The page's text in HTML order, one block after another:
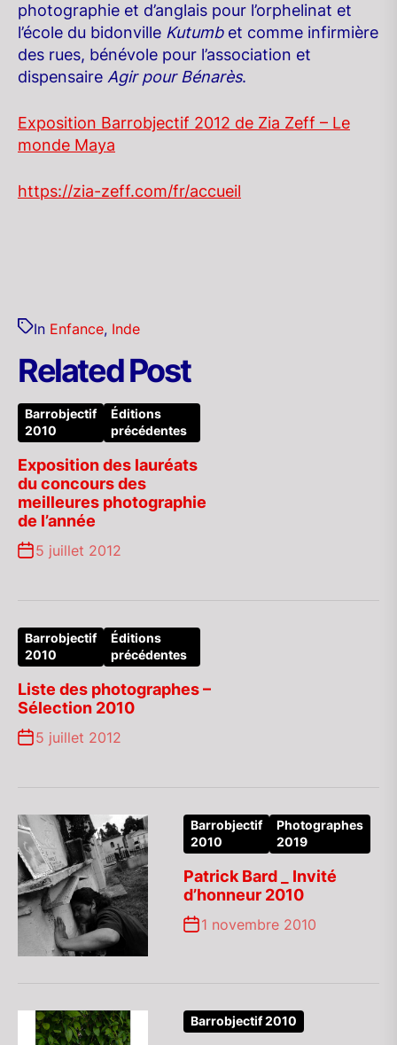
photographie et d’anglais pour l’orphelinat et
l’école du bidonville Kutumbet comme infirmière
des rues, bénévole pour l’association et
dispensaire Agir pour Bénarès.
Exposition Barrobjectif 2012 de Zia Zeff – Le
monde Maya
https://zia-zeff.com/fr/accueil
In Enfance, Inde
Related Post
Barrobjectif
2010
Éditions
précédentes
Exposition des lauréats
du concours des
meilleures photographie
de l’année
5 juillet 2012
Barrobjectif
2010
Éditions
précédentes
Liste des photographes –
Sélection 2010
5 juillet 2012
Barrobjectif
2010
Photographes
2019
Patrick Bard _ Invité
d’honneur 2010
1 novembre 2010
Barrobjectif 2010